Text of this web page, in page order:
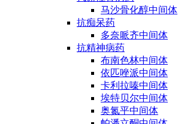
马沙骨化醇中间体
抗痴呆药
多奈哌齐中间体
抗精神病药
布南色林中间体
依匹唑派中间体
卡利拉嗪中间体
埃特贝尔中间体
奥氮平中间体